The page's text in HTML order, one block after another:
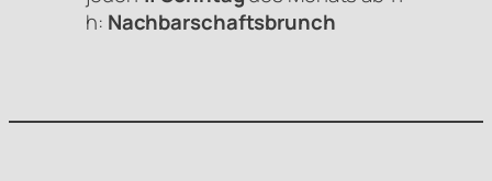
h: Nachbarschaftsbrunch